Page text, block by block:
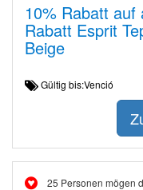
10% Rabatt auf
Rabatt Esprit
Beige
Gültig bis:Venció
25 Personen mögen